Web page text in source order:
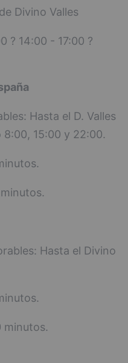
Divino Valles
? 14:00 - 17:00 ?
Hasta el D. Valles
15:00 y 22:00.
Hasta el Divino
minutos.